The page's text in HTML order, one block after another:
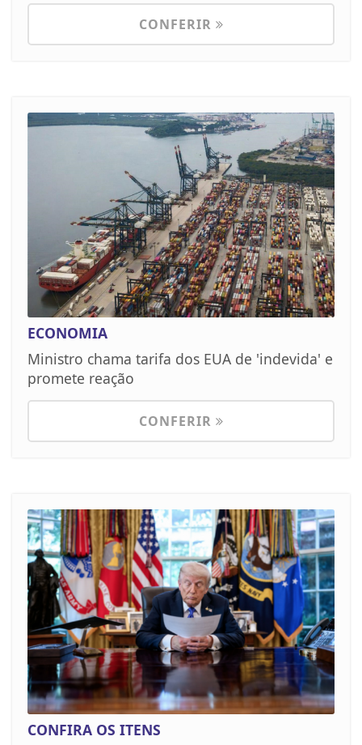
CONFERIR
ECONOMIA
Ministro chama tarifa dos EUA de 'indevida' e
promete reação
CONFERIR
CONFIRA OS ITENS